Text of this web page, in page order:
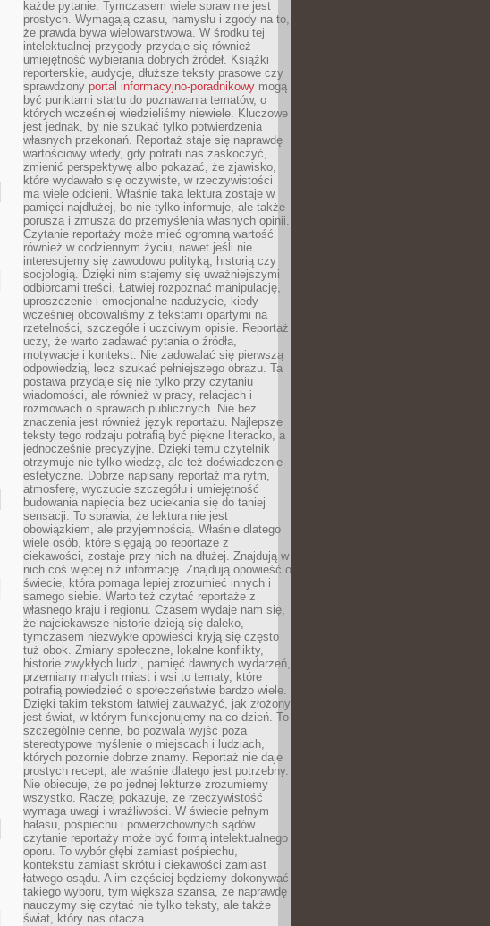
każde pytanie. Tymczasem wiele spraw nie jest
prostych. Wymagają czasu, namysłu i zgody na to,
że prawda bywa wielowarstwowa. W środku tej
intelektualnej przygody przydaje się również
umiejętność wybierania dobrych źródeł. Książki
reporterskie, audycje, dłuższe teksty prasowe czy
sprawdzony portal informacyjno-poradnikowy mogą
być punktami startu do poznawania tematów, o
których wcześniej wiedzieliśmy niewiele. Kluczowe
jest jednak, by nie szukać tylko potwierdzenia
własnych przekonań. Reportaż staje się naprawdę
wartościowy wtedy, gdy potrafi nas zaskoczyć,
zmienić perspektywę albo pokazać, że zjawisko,
które wydawało się oczywiste, w rzeczywistości
ma wiele odcieni. Właśnie taka lektura zostaje w
pamięci najdłużej, bo nie tylko informuje, ale także
porusza i zmusza do przemyślenia własnych opinii.
Czytanie reportaży może mieć ogromną wartość
również w codziennym życiu, nawet jeśli nie
interesujemy się zawodowo polityką, historią czy
socjologią. Dzięki nim stajemy się uważniejszymi
odbiorcami treści. Łatwiej rozpoznać manipulację,
uproszczenie i emocjonalne nadużycie, kiedy
wcześniej obcowaliśmy z tekstami opartymi na
rzetelności, szczególe i uczciwym opisie. Reportaż
uczy, że warto zadawać pytania o źródła,
motywacje i kontekst. Nie zadowalać się pierwszą
odpowiedzią, lecz szukać pełniejszego obrazu. Ta
postawa przydaje się nie tylko przy czytaniu
wiadomości, ale również w pracy, relacjach i
rozmowach o sprawach publicznych. Nie bez
znaczenia jest również język reportażu. Najlepsze
teksty tego rodzaju potrafią być piękne literacko, a
jednocześnie precyzyjne. Dzięki temu czytelnik
otrzymuje nie tylko wiedzę, ale też doświadczenie
estetyczne. Dobrze napisany reportaż ma rytm,
atmosferę, wyczucie szczegółu i umiejętność
budowania napięcia bez uciekania się do taniej
sensacji. To sprawia, że lektura nie jest
obowiązkiem, ale przyjemnością. Właśnie dlatego
wiele osób, które sięgają po reportaże z
ciekawości, zostaje przy nich na dłużej. Znajdują w
nich coś więcej niż informację. Znajdują opowieść o
świecie, która pomaga lepiej zrozumieć innych i
samego siebie. Warto też czytać reportaże z
własnego kraju i regionu. Czasem wydaje nam się,
że najciekawsze historie dzieją się daleko,
tymczasem niezwykłe opowieści kryją się często
tuż obok. Zmiany społeczne, lokalne konflikty,
historie zwykłych ludzi, pamięć dawnych wydarzeń,
przemiany małych miast i wsi to tematy, które
potrafią powiedzieć o społeczeństwie bardzo wiele.
Dzięki takim tekstom łatwiej zauważyć, jak złożony
jest świat, w którym funkcjonujemy na co dzień. To
szczególnie cenne, bo pozwala wyjść poza
stereotypowe myślenie o miejscach i ludziach,
których pozornie dobrze znamy. Reportaż nie daje
prostych recept, ale właśnie dlatego jest potrzebny.
Nie obiecuje, że po jednej lekturze zrozumiemy
wszystko. Raczej pokazuje, że rzeczywistość
wymaga uwagi i wrażliwości. W świecie pełnym
hałasu, pośpiechu i powierzchownych sądów
czytanie reportaży może być formą intelektualnego
oporu. To wybór głębi zamiast pośpiechu,
kontekstu zamiast skrótu i ciekawości zamiast
łatwego osądu. A im częściej będziemy dokonywać
takiego wyboru, tym większa szansa, że naprawdę
nauczymy się czytać nie tylko teksty, ale także
świat, który nas otacza.